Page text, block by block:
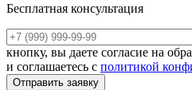
Бесплатная консультация
кнопку, вы даете согласие на
и соглашаетесь c политикой